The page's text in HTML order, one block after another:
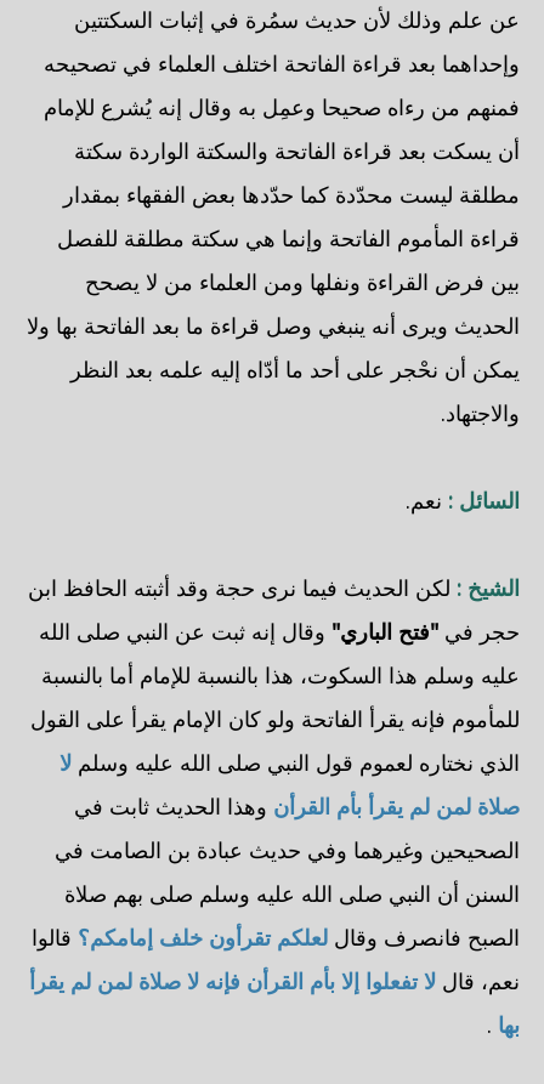
عن علم وذلك لأن حديث سمُرة في إثبات السكتتين
وإحداهما بعد قراءة الفاتحة اختلف العلماء في تصحيحه
فمنهم من رءاه صحيحا وعمِل به وقال إنه يُشرع للإمام
أن يسكت بعد قراءة الفاتحة والسكتة الواردة سكتة
مطلقة ليست محدّدة كما حدّدها بعض الفقهاء بمقدار
قراءة المأموم الفاتحة وإنما هي سكتة مطلقة للفصل
بين فرض القراءة ونفلها ومن العلماء من لا يصحح
الحديث ويرى أنه ينبغي وصل قراءة ما بعد الفاتحة بها ولا
يمكن أن نحْجر على أحد ما أدّاه إليه علمه بعد النظر
والاجتهاد.
السائل : نعم.
الشيخ : لكن الحديث فيما نرى حجة وقد أثبته الحافظ ابن
حجر في "فتح الباري" وقال إنه ثبت عن النبي صلى الله
عليه وسلم هذا السكوت، هذا بالنسبة للإمام أما بالنسبة
للمأموم فإنه يقرأ الفاتحة ولو كان الإمام يقرأ على القول
الذي نختاره لعموم قول النبي صلى الله عليه وسلم لا
صلاة لمن لم يقرأ بأم القرأن وهذا الحديث ثابت في
الصحيحين وغيرهما وفي حديث عبادة بن الصامت في
السنن أن النبي صلى الله عليه وسلم صلى بهم صلاة
الصبح فانصرف وقال لعلكم تقرأون خلف إمامكم؟ قالوا
نعم، قال لا تفعلوا إلا بأم القرأن فإنه لا صلاة لمن لم يقرأ
بها .